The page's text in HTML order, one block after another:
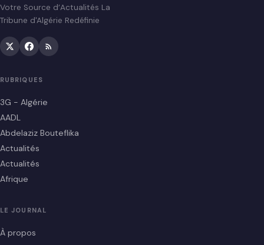
Votre Source d’Actualités La
Tribune d'Algérie Redéfinie
RUBRIQUES
3G - Algérie
AADL
Abdelaziz Bouteflika
Actualités
Actualités
Afrique
LE JOURNAL
À propos